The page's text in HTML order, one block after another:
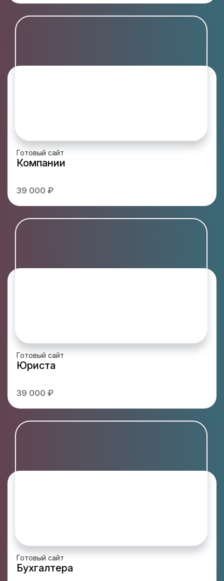
Готовый сайт
Компании
39 000 ₽
Готовый сайт
Юриста
39 000 ₽
Готовый сайт
Бухгалтера